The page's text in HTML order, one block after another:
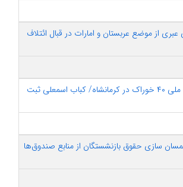
از موضع عربستان و امارات در قبال ائتلاف
تدوین پرونده ثبت ملی ۴۰ خوراک در کرمانشاه/ کباب اسمعلی ثبت
سازی حقوق بازنشستگان از منابع صندوق‌ها